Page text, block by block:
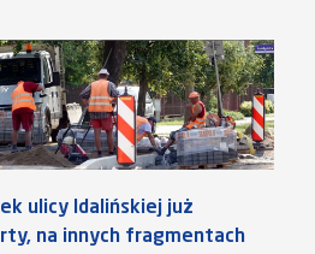
ulicy Idalińskiej już
na innych fragmentach